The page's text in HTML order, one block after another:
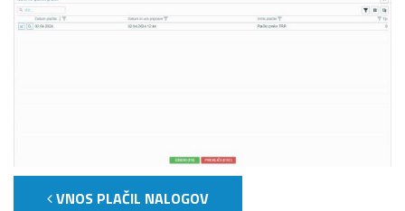
VNOS PLAČIL NALOGOV